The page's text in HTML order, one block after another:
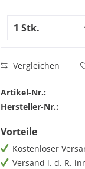
Vergleichen
Artikel-Nr.:
Hersteller-Nr.:
Vorteile
Kostenloser
Versand i. d. R.